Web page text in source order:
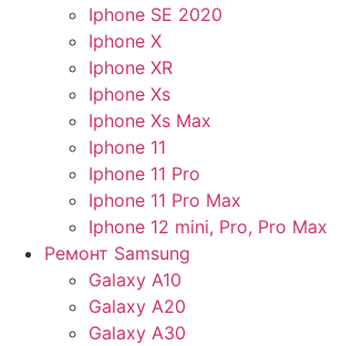
Iphone SE 2020
Iphone X
Iphone XR
Iphone Xs
Iphone Xs Max
Iphone 11
Iphone 11 Pro
Iphone 11 Pro Max
Iphone 12 mini, Pro, Pro Max
Ремонт Samsung
Galaxy A10
Galaxy A20
Galaxy A30